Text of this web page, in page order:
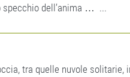
specchio dell’anima … ...
tra quelle nuvole